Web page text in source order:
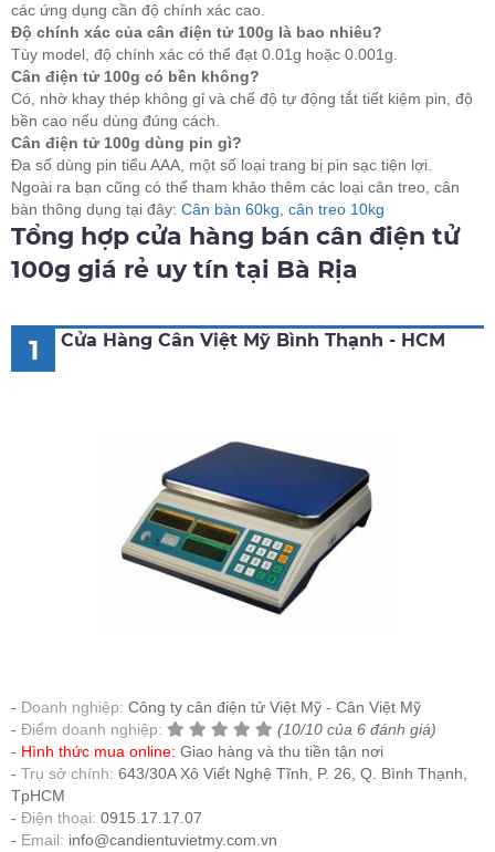
các ứng dụng cần độ chính xác cao.
Độ chính xác của cân điện tử 100g là bao nhiêu?
Tùy model, độ chính xác có thể đạt 0.01g hoặc 0.001g.
Cân điện tử 100g có bền không?
Có, nhờ khay thép không gỉ và chế độ tự động tắt tiết kiệm pin, độ
bền cao nếu dùng đúng cách.
Cân điện tử 100g dùng pin gì?
Đa số dùng pin tiểu AAA, một số loại trang bị pin sạc tiện lợi.
Ngoài ra bạn cũng có thể tham khảo thêm các loại cân treo, cân
bàn thông dụng tại đây: Cân bàn 60kg cân treo 10kg
Tổng hợp cửa hàng bán cân điện tử
100g giá rẻ uy tín tại Bà Rịa
1 Cửa Hàng Cân Việt Mỹ Bình Thạnh - HCM
Doanh nghiệp: Công ty cân điện tử Việt Mỹ - Cân Việt Mỹ
Điểm doanh nghiệp:
(10/10 của 6 đánh giá)
Hình thức mua online: Giao hàng và thu tiền tận nơi
Trụ sở chính: 643/30A Xô Viết Nghệ Tĩnh, P. 26, Q. Bình Thạnh,
TpHCM
Điện thoại: 0915.17.17.07
Email: info@candientuvietmy.com.vn